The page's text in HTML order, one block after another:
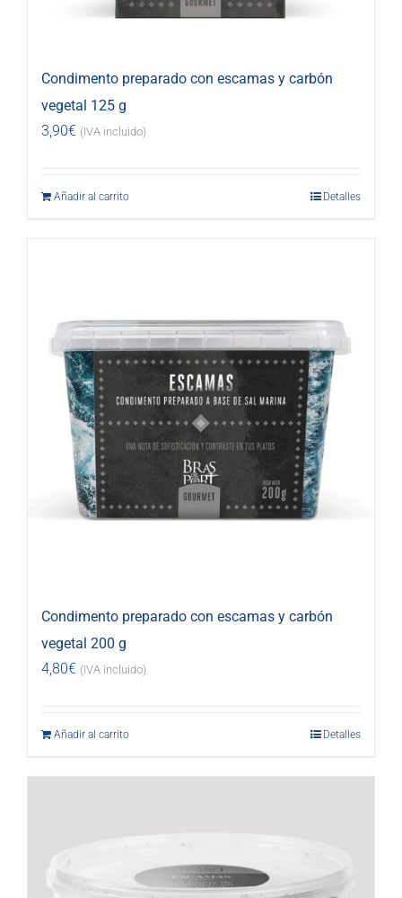
Condimento preparado con escamas y carbón
vegetal 125 g
3,90€ (IVA incluido)
Añadir al carrito Detalles
Condimento preparado con escamas y carbón
vegetal 200 g
4,80€ (IVA incluido)
Añadir al carrito Detalles